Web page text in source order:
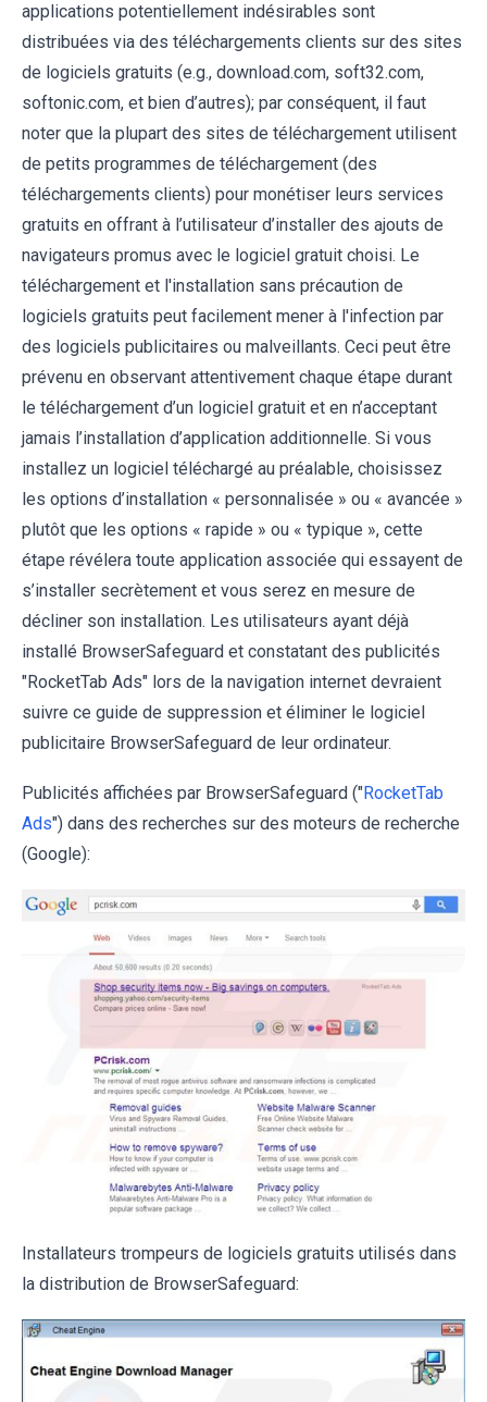
applications potentiellement indésirables sont
distribuées via des téléchargements clients sur des sites
de logiciels gratuits (e.g., download.com, soft32.com,
softonic.com, et bien d’autres); par conséquent, il faut
noter que la plupart des sites de téléchargement utilisent
de petits programmes de téléchargement (des
téléchargements clients) pour monétiser leurs services
gratuits en offrant à l’utilisateur d’installer des ajouts de
navigateurs promus avec le logiciel gratuit choisi. Le
téléchargement et l'installation sans précaution de
logiciels gratuits peut facilement mener à l'infection par
des logiciels publicitaires ou malveillants. Ceci peut être
prévenu en observant attentivement chaque étape durant
le téléchargement d’un logiciel gratuit et en n’acceptant
jamais l’installation d’application additionnelle. Si vous
installez un logiciel téléchargé au préalable, choisissez
les options d’installation « personnalisée » ou « avancée »
plutôt que les options « rapide » ou « typique », cette
étape révélera toute application associée qui essayent de
s’installer secrètement et vous serez en mesure de
décliner son installation. Les utilisateurs ayant déjà
installé BrowserSafeguard et constatant des publicités
"RocketTab Ads" lors de la navigation internet devraient
suivre ce guide de suppression et éliminer le logiciel
publicitaire BrowserSafeguard de leur ordinateur.
Publicités affichées par BrowserSafeguard ("RocketTab
Ads") dans des recherches sur des moteurs de recherche
(Google):
Installateurs trompeurs de logiciels gratuits utilisés dans
la distribution de BrowserSafeguard: